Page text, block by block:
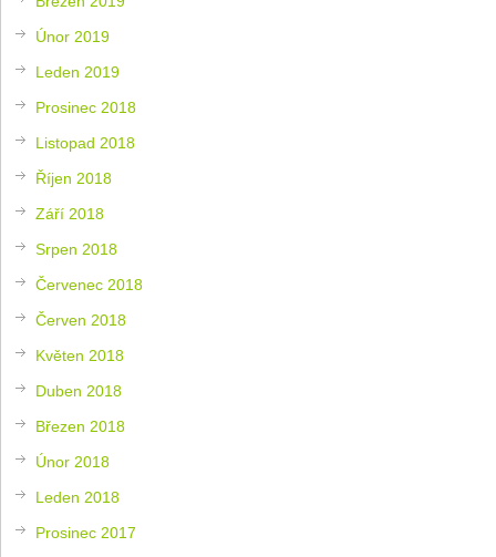
Únor 2019
Leden 2019
Prosinec 2018
Listopad 2018
Říjen 2018
Září 2018
Srpen 2018
Červenec 2018
Červen 2018
Květen 2018
Duben 2018
Březen 2018
Únor 2018
Leden 2018
Prosinec 2017